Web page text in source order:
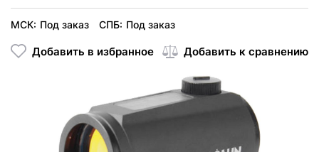
МСК: Под заказ СПБ: Под заказ
Добавить в избранное Добавить к сравнению